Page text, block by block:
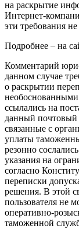
на раскрытие
Интернет-
эти требования
Подробнее – на
Комментарий
данном случае
о раскрытии
ссылались на
данный почтовый
связанные с
уплаты
резонно
указания на
согласно
переписки
решения. В этой
пользователя не
оперативно-
таможенной